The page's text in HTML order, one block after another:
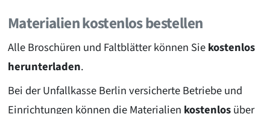
Materialien kostenlos bestellen
Alle Broschüren und Faltblätter können Siekostenlos
herunterladen.
Bei der Unfallkasse Berlin versicherte Betriebe und
Einrichtungen können die Materialien kostenlosüber